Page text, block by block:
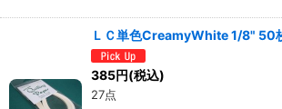
ＬＣ単色CreamyWhite 1/8" 50
385円(税込)
27点